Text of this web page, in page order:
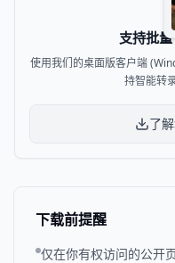
支持批
使用我们的桌面版客户端
持智能转
了
下载前提醒
仅在你有权访问的公开